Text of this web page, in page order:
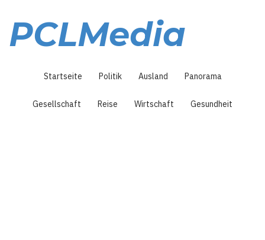
Inhalt
PCLMedia
Startseite Politik Ausland Panorama
Gesellschaft Reise Wirtschaft Gesundheit